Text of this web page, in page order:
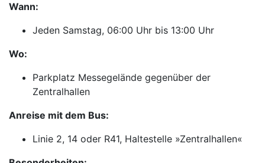
Wann:
Jeden Samstag, 06:00 Uhr bis 13:00 Uhr
Wo:
Parkplatz Messegelände gegenüber der
Zentralhallen
Anreise mit dem Bus:
Linie 2, 14 oder R41, Haltestelle »Zentralhallen«